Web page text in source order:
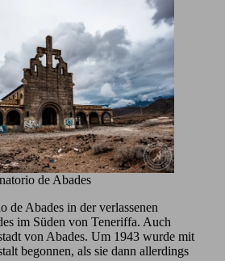
de Abades
de Abades in der verlassenen
im Süden von Teneriffa. Auch
von Abades. Um 1943 wurde mit
begonnen, als sie dann allerdings